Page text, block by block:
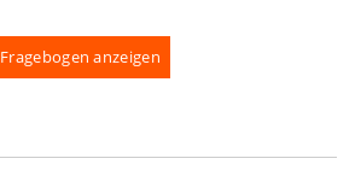
Fragebogen anzeigen